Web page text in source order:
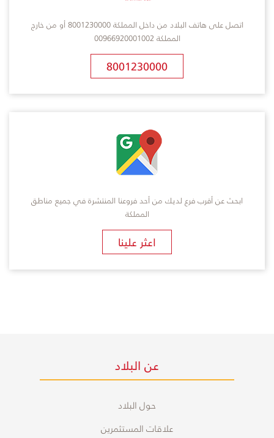
اتصل على هاتف البلاد من داخل المملكة 8001230000 أو من خارج
المملكة 00966920001002
8001230000
ابحث عن أقرب فرع لديك من أحد فروعنا المنتشرة في جميع مناطق
المملكة
​اعثر علينا
عن البلاد
حول البلاد
علاقات المستثمرين